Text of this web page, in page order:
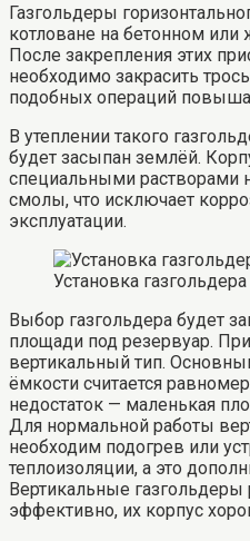
Газгольдеры
котловане на бетонном
После закрепления этих
необходимо закрасить
подобных операций
В утеплении такого
будет засыпан землёй.
специальными растворами
смолы, что исключает
эксплуатации.
Установка
Выбор газгольдера будет
площади под резервуар.
вертикальный тип.
ёмкости считается
недостаток — маленькая
Для нормальной работы
необходим подогрев или
теплоизоляции, а это
Вертикальные газгольдеры
эффективно, их корпус